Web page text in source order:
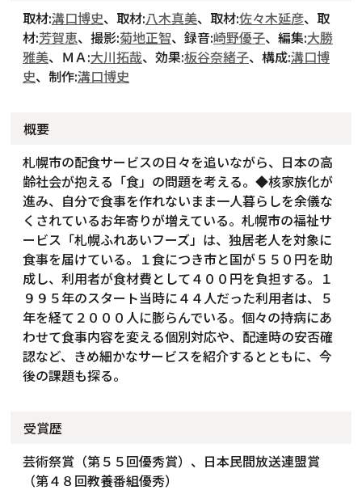
取材:溝口博史、取材:八木真美、取材:佐々木延彦、取
材:芳賀恵、撮影:菊地正智、録音:崎野優子、編集:大勝
雅美、ＭＡ:大川拓哉、効果:板谷奈緒子、構成:溝口博
史、制作:溝口博史
概要
札幌市の配食サービスの日々を追いながら、日本の高
齢社会が抱える「食」の問題を考える。◆核家族化が
進み、自分で食事を作れないまま一人暮らしを余儀な
くされているお年寄りが増えている。札幌市の福祉サ
ービス「札幌ふれあいフーズ」は、独居老人を対象に
食事を届けている。１食につき市と国が５５０円を助
成し、利用者が食材費として４００円を負担する。１
９９５年のスタート当時に４４人だった利用者は、５
年を経て２０００人に膨らんでいる。個々の持病にあ
わせて食事内容を変える個別対応や、配達時の安否確
認など、きめ細かなサービスを紹介するとともに、今
後の課題も探る。
受賞歴
芸術祭賞（第５５回優秀賞）、日本民間放送連盟賞
（第４８回教養番組優秀）